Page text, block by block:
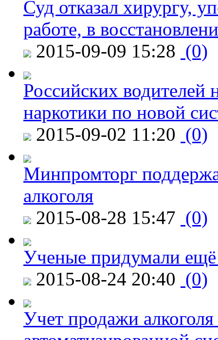
Суд отказал хирургу,
работе, в
2015-09-09 15:28 (0)
Российских водителей
наркотики по новой
2015-09-02 11:20 (0)
Минпромторг
алкоголя
2015-08-28 15:47 (0)
Ученые придумали ещё
2015-08-24 20:40 (0)
Учет продажи